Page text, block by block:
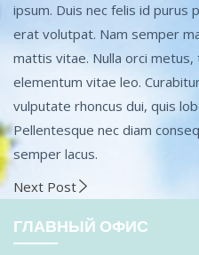
ipsum. Duis nec felis id purus
erat volutpat. Nam semper
mattis vitae. Nulla orci
elementum vitae leo.
vulputate rhoncus dui, quis
Pellentesque nec diam
semper lacus.
Next Post
ГЛАВНЫЙ ОФИС